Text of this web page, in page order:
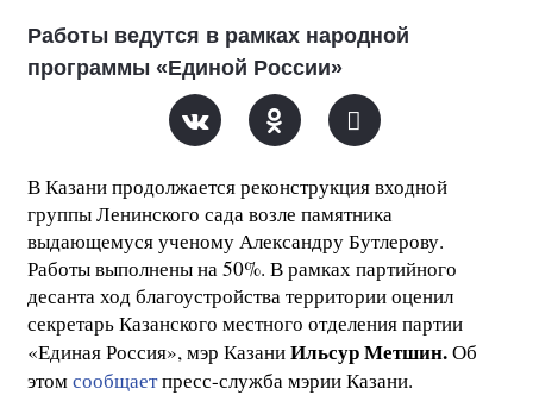
Работы ведутся в рамках народной
программы «Единой России»
В Казани продолжается реконструкция входной
группы Ленинского сада возле памятника
выдающемуся ученому Александру Бутлерову.
Работы выполнены на 50%. В рамках партийного
десанта ход благоустройства территории оценил
секретарь Казанского местного отделения партии
«Единая Россия», мэр КазаниИльсур Метшин.Об
этомсообщаетпресс-служба мэрии Казани.